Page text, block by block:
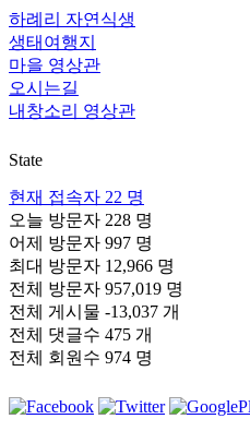
하례리 자연식생
생태여행지
마을 영상관
오시는길
내창소리 영상관
State
현재 접속자 22 명
오늘 방문자 228 명
어제 방문자 997 명
최대 방문자 12,966 명
전체 방문자 957,019 명
전체 게시물 -13,037 개
전체 댓글수 475 개
전체 회원수 974 명